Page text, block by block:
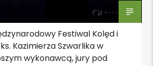
Festiwal Kolęd i
Kazimierza Szwarlika w
wykonawcą, jury pod